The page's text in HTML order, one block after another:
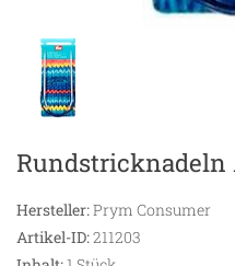
Rundstricknadeln
Hersteller:Prym Consumer
Artikel-ID:211203